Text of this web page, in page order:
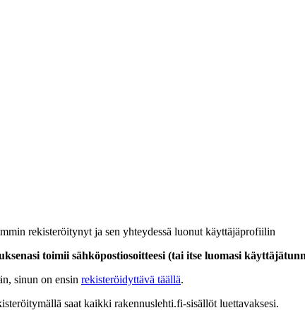
rekisteröitynyt ja sen yhteydessä luonut käyttäjäprofiilin
toimii sähköpostiosoitteesi (tai itse luomasi
sinun on ensin rekisteröidyttävä täällä.
saat kaikki rakennuslehti.fi-sisällöt luettavaksesi.